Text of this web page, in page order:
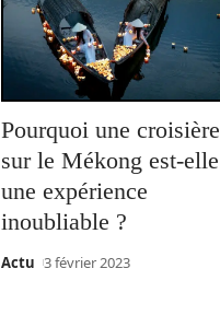
Pourquoi une croisière
sur le Mékong est-elle
une expérience
inoubliable ?
Actu 3 février 2023